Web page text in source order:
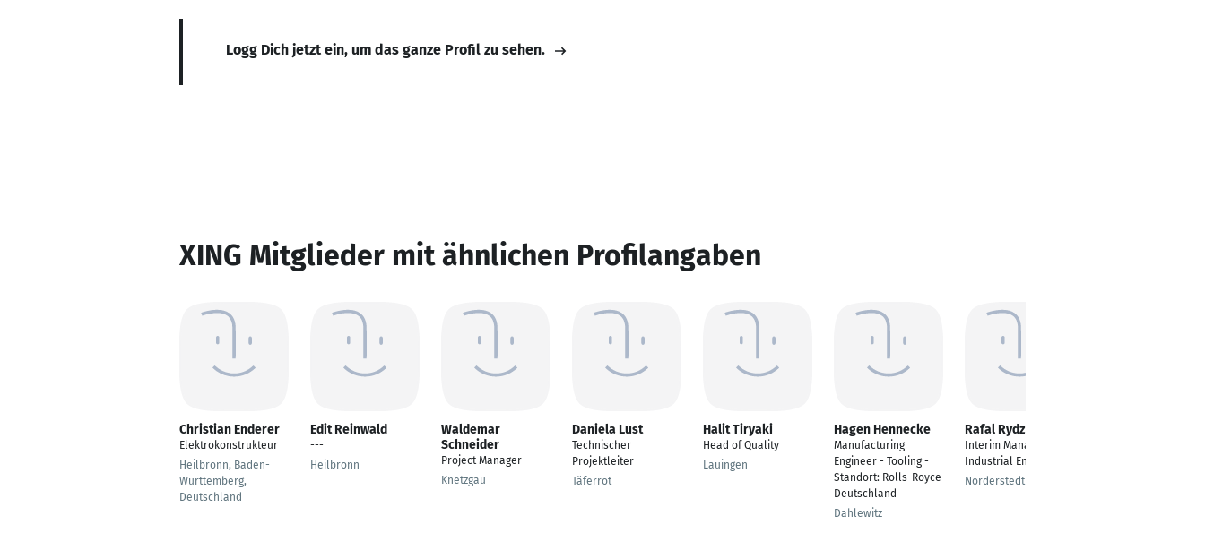
Logg Dich jetzt ein, um das ganze Profil zu sehen.
XING Mitglieder mit ähnlichen Profilangaben
Christian Enderer
Elektrokonstrukteur
Heilbronn, Baden-
Wurttemberg,
Deutschland
Edit Reinwald
---
Heilbronn
Waldemar
Schneider
Project Manager
Knetzgau
Daniela Lust
Technischer
Projektleiter
Täferrot
Halit Tiryaki
Head of Quality
Lauingen
Hagen Hennecke
Manufacturing
Engineer - Tooling -
Standort: Rolls-Royce
Deutschland
Dahlewitz
Rafal Rydz
Interim Manager -
Industrial Engineer
Norderstedt